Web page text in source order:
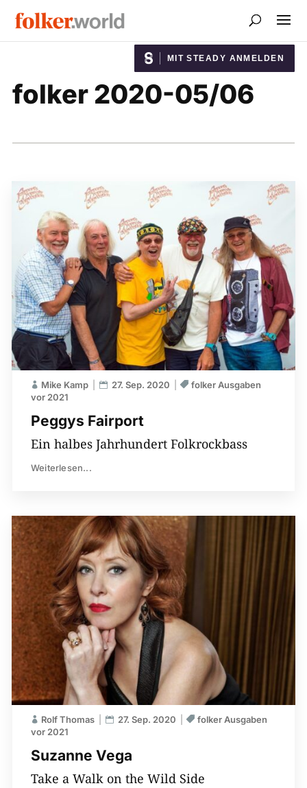
MIT STEADY ANMELDEN
folker 2020-05/06
Peggys Fairport
Mike Kamp 27. Sep. 2020
folker Ausgaben
vor 2021
Ein halbes Jahrhundert Folkrockbass
Weiterlesen...
Suzanne Vega
Rolf Thomas 27. Sep. 2020
folker Ausgaben
vor 2021
Take a Walk on the Wild Side